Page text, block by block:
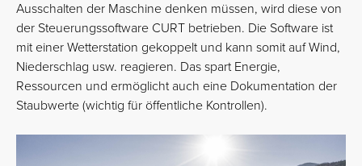
Ausschalten der Maschine denken müssen, wird diese von
der Steuerungssoftware CURT betrieben. Die Software ist
mit einer Wetterstation gekoppelt und kann somit auf Wind,
Niederschlag usw. reagieren. Das spart Energie,
Ressourcen und ermöglicht auch eine Dokumentation der
Staubwerte (wichtig für öffentliche Kontrollen).